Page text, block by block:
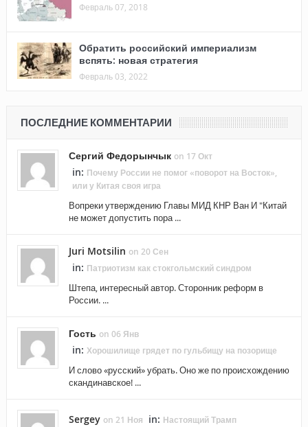
Февраль 07, 2018
Обратить российский империализм
вспять: новая стратегия
Февраль 03, 2022
ПОСЛЕДНИЕ КОММЕНТАРИИ
Сергий Федорынчык on 17 Окт
in: Почему России не помог «поворот на Восток»,
или у Китая своя игра
Вопреки утверждению Главы МИД КНР Ван И "Китай
не может допустить пора ...
Juri Motsilin on 20 Сен
in: Патриотизм как стокгольмский синдром
Штепа, интересный автор. Сторонник реформ в
России. ...
Гость on 06 Янв
in: Хорошилище грядет по гульбищу на позорище
И слово «русский» убрать. Оно же по происхождению
скандинавское! ...
Sergey on 21 Ноя in: Настоящий Трамп